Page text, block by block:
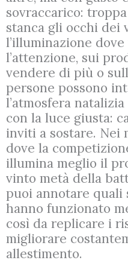
sovraccarico:
stanca gli occhi dei
l’illuminazione
l’attenzione, sui
vendere di più o
persone possono
l’atmosfera
con la luce giusta:
inviti a sostare. Nei
dove la
illumina meglio il
vinto metà della
puoi annotare quali
hanno funzionato
così da replicare i
migliorare
allestimento.